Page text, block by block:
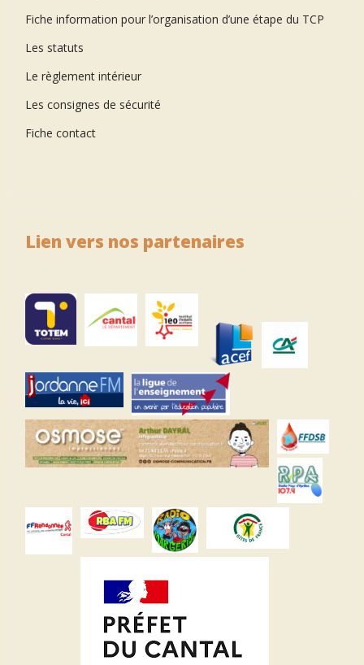
Fiche information pour l’organisation d’une étape du TCP
Les statuts
Le règlement intérieur
Les consignes de sécurité
Fiche contact
Lien vers nos partenaires